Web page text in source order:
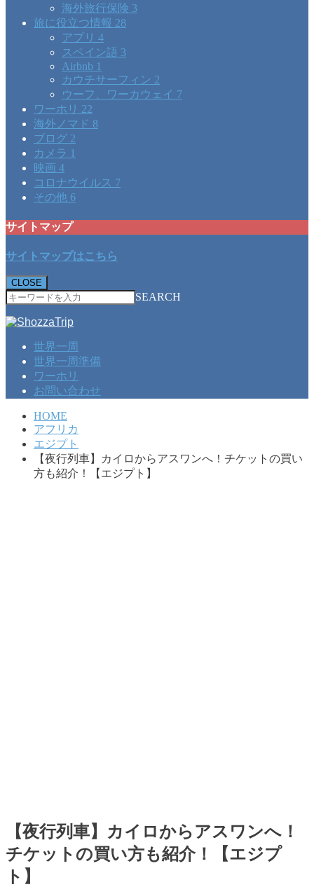
海外旅行保険 3
旅に役立つ情報 28
アプリ 4
スペイン語 3
Airbnb 1
カウチサーフィン 2
ウーフ、ワーカウェイ 7
ワーホリ 22
海外ノマド 8
ブログ 2
カメラ 1
映画 4
コロナウイルス 7
その他 6
サイトマップ
サイトマップはこちら
CLOSE
SEARCH
世界一周
世界一周準備
ワーホリ
お問い合わせ
HOME
アフリカ
エジプト
【夜行列車】カイロからアスワンへ！チケットの買い
方も紹介！【エジプト】
【夜行列車】カイロからアスワンへ！
チケットの買い方も紹介！【エジプ
ト】